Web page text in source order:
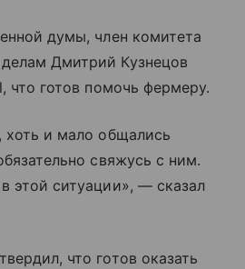
думы, член комитета
Дмитрий Кузнецов
что готов помочь фермеру.
и мало общались
свяжусь с ним.
этой ситуации», — сказал
что готов оказать